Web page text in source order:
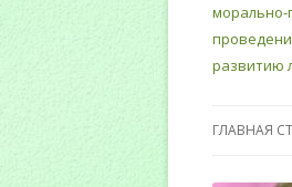
морально-
развитию
ГЛАВНАЯ